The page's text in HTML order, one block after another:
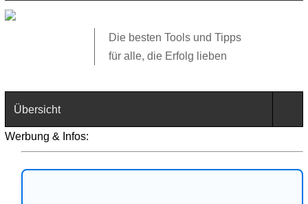
Die besten Tools und Tipps
für alle, die Erfolg lieben
Übersicht
Technik
Werbung & Infos: